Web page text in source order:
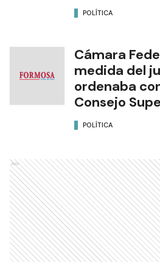
POLÍTICA
Cámara
medida del
ordenaba
Consejo
POLÍTICA
Ads